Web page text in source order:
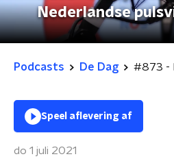
Nederlandse
Podcasts De Dag
Speel aflevering af
do 1 juli 2021